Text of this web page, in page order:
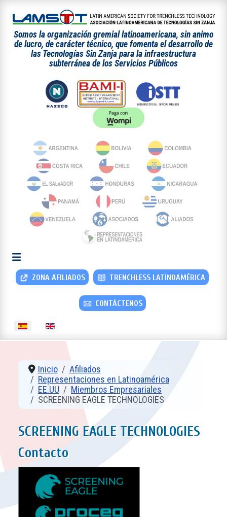
Somos la organización gremial latinoamericana, sin animo
de lucro, de carácter técnico, que fomenta el desarrollo de
las Tecnologías Sin Zanja para la infraestructura
subterránea de los Servicios Públicos
ZONA AFILIADOS TRENCHLESS LATINOAMÉRICA
CONTÁCTENOS
Seleccione su idioma
Inicio
Afiliados
Representaciones en Latinoamérica
EE.UU
Miembros Empresariales
SCREENING EAGLE TECHNOLOGIES
SCREENING EAGLE TECHNOLOGIES
Contacto